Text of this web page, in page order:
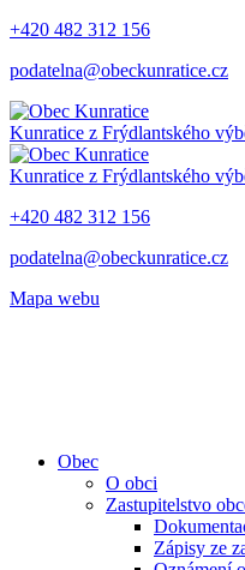
+420 482 312 156
podatelna@obeckunratice.cz
Kunratice z Frýdlantského
Kunratice z Frýdlantského
+420 482 312 156
podatelna@obeckunratice.cz
Mapa webu
Obec
O obci
Zastupitelstvo
Zápisy ze